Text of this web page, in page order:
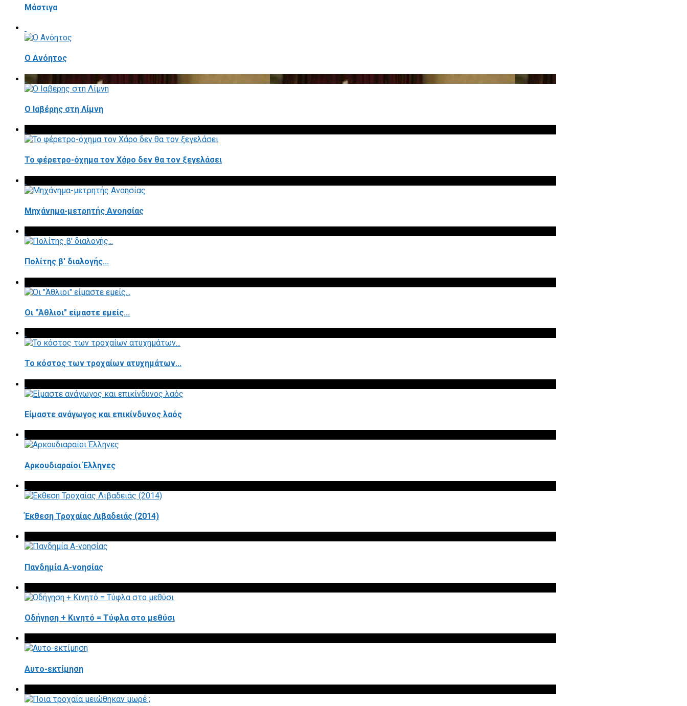
Mάστιγα
Ο Ανόητος
Ο Ιαβέρης στη Λίμνη
To φέρετρο-όχημα τον Χάρο δεν θα τον ξεγελάσει
Μηχάνημα-μετρητής Ανοησίας
Πολίτης β' διαλογής...
Οι "Άθλιοι" είμαστε εμείς...
Το κόστος των τροχαίων ατυχημάτων...
Είμαστε ανάγωγος και επικίνδυνος λαός
Αρκουδιαραίοι Έλληνες
Έκθεση Τροχαίας Λιβαδειάς (2014)
Πανδημία Α-νοησίας
Οδήγηση + Κινητό = Τύφλα στο μεθύσι
Αυτο-εκτίμηση